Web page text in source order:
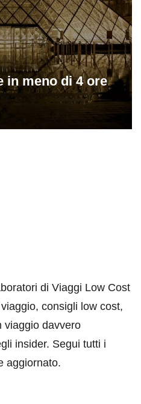
in meno di 4 ore
di Viaggi Low Cost
consigli low cost,
viaggio davvero
insider. Segui tutti i
aggiornato.